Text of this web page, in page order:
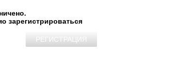
зарегистрироваться
РЕГИСТРАЦИЯ